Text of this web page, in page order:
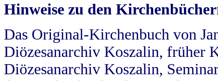
Hinweise zu den
Das Original-Kirchenbuch von
Diözesanarchiv Koszalin, früher
Diözesanarchiv Koszalin,